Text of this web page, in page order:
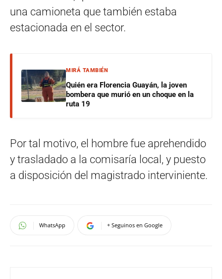
una camioneta que también estaba
estacionada en el sector.
MIRÁ TAMBIÉN
Quién era Florencia Guayán, la joven
bombera que murió en un choque en la
ruta 19
Por tal motivo, el hombre fue aprehendido
y trasladado a la comisaría local, y puesto
a disposición del magistrado interviniente.
WhatsApp + Seguinos en Google